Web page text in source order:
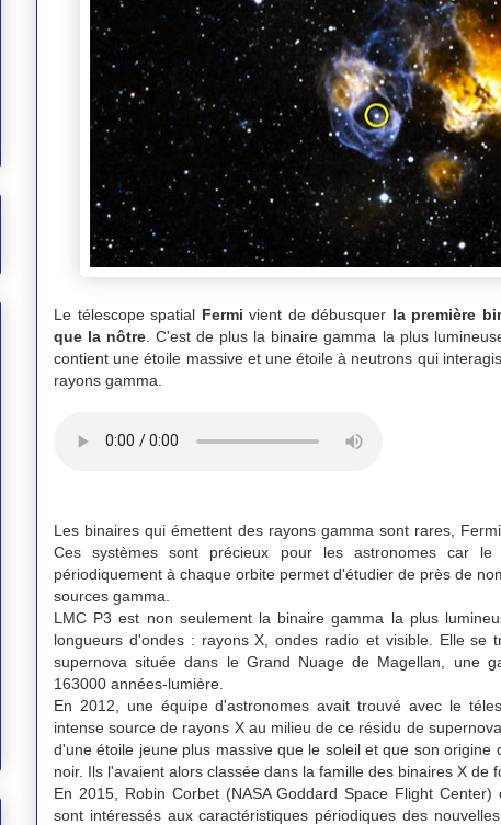
Le télescope spatial Fermivient de débusquer la première
que la nôtre . C'est de plus la binaire gamma la plus
contient une étoile massive et une étoile à neutrons qui
rayons gamma.
Les binaires qui émettent des rayons gamma sont rares,
Ces systèmes sont précieux pour les astronomes car
périodiquement à chaque orbite permet d'étudier de près de
sources gamma.
LMC P3 est non seulement la binaire gamma la plus
longueurs d'ondes : rayons X, ondes radio et visible. Elle se
supernova située dans le Grand Nuage de Magellan, une
163000 années-lumière.
En 2012, une équipe d'astronomes avait trouvé avec le
intense source de rayons X au milieu de ce résidu de
d'une étoile jeune plus massive que le soleil et que son
noir. Ils l'avaient alors classée dans la famille des binaires X de
En 2015, Robin Corbet (NASA Goddard Space Flight
sont intéressés aux caractéristiques périodiques des